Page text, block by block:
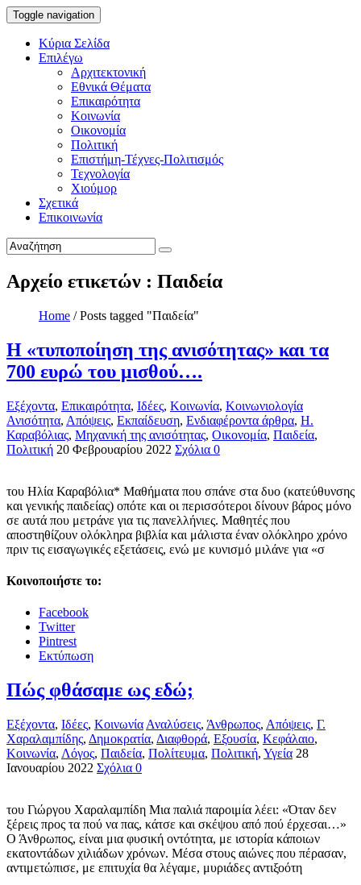
Toggle navigation
Κύρια Σελίδα
Επιλέγω
Αρχιτεκτονική
Εθνικά Θέματα
Επικαιρότητα
Κοινωνία
Οικονομία
Πολιτική
Επιστήμη-Τέχνες-Πολιτισμός
Τεχνολογία
Χιούμορ
Σχετικά
Επικοινωνία
Αρχείο ετικετών : Παιδεία
Home / Posts tagged "Παιδεία"
Η «τυποποίηση της ανισότητας» και τα
700 ευρώ του μισθού….
Εξέχοντα, Επικαιρότητα, Ιδέες, Κοινωνία, Κοινωνιολογία
Ανισότητα, Απόψεις, Εκπαίδευση, Ενδιαφέροντα άρθρα, Η.
Καραβόλιας, Μηχανική της ανισότητας, Οικονομία, Παιδεία,
Πολιτική 20 Φεβρουαρίου 2022 Σχόλια 0
του Ηλία Καραβόλια* Μαθήματα που σπάνε στα δυο (κατεύθυνσης
και γενικής παιδείας) οπότε και οι περισσότεροι δίνουν βάρος μόνο
σε αυτά που μετράνε για τις πανελλήνιες. Μαθητές που
αποστηθίζουν ολόκληρα βιβλία και μάλιστα έναν ολόκληρο χρόνο
πριν τις εισαγωγικές εξετάσεις, ενώ με κυνισμό μιλάνε για «σ
Κοινοποιήστε το:
Facebook
Twitter
Pintrest
Εκτύπωση
Πώς φθάσαμε ως εδώ;
Εξέχοντα, Ιδέες, Κοινωνία Αναλύσεις, Άνθρωπος, Απόψεις, Γ.
Χαραλαμπίδης, Δημοκρατία, Διαφθορά, Εξουσία, Κεφάλαιο,
Κοινωνία, Λόγος, Παιδεία, Πολίτευμα, Πολιτική, Υγεία 28
Ιανουαρίου 2022 Σχόλια 0
του Γιώργου Χαραλαμπίδη Μια παλιά παροιμία λέει: «Όταν δεν
ξέρεις προς τα πού να πας, κάτσε και σκέψου από πού έρχεσαι…»
Ο Άνθρωπος, είναι μια φυσική οντότητα, με ιστορία κάποιων
εκατοντάδων χιλιάδων χρόνων. Μέσα στους αιώνες που πέρασαν,
αντιμετώπισε, με επιτυχία θα λέγαμε, μυριάδες αντιξοότη